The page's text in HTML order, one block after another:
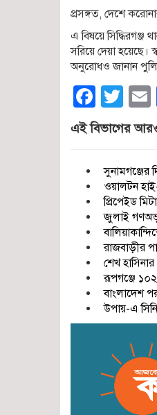
প্রসঙ্গত, দেশে
এ বিষয়ে
সরিয়ে দেয়া হয়েছে।
অনুরোধও জানান
এই বিভাগের
সুনামগঞ্জের
ওয়ালটন
প্রিপেইড
জুলাই
রাজবাড়ীর
শেখ
রূপগঞ্জে
বাংলাদেশ
উপায়-এ